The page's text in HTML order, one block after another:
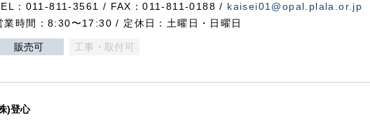
：011-811-3561 / FAX：011-811-0188 / kaisei01@opal.plala.or.jp
業時間：8:30〜17:30 / 定休日：土曜日・日曜日
販売可 工事・取付可
)登心